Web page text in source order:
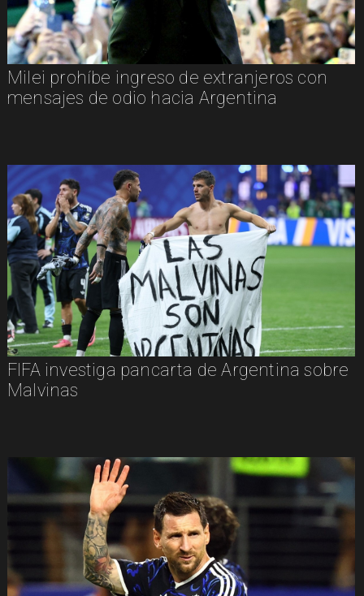
Milei prohíbe ingreso de extranjeros con
mensajes de odio hacia Argentina
FIFA investiga pancarta de Argentina sobre
Malvinas